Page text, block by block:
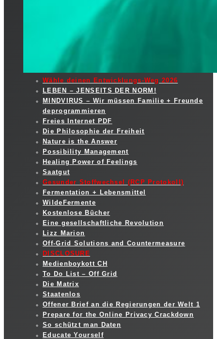
Wähle deinen Entwicklungs-Weg 2026
LEBEN – JENSEITS DER NORM!
MINDVIRUS – Wir müssen Familie + Freunde
deprogrammieren
Freies Internet PDF
Die Philosophie der Freiheit
Nature is the Answer
Possibility Management
Healing Power of Feelings
Saatgut
Gesunder Stoffwechsel (RCP Protokoll)
Fermentation + Lebensmittel
WildeFermente
Kostenlose Bücher
Eine gesellschaftliche Revolution
Lizz Marion
Off-Grid Solutions and Countermeasure
DISCLOSURE
Medienboykott CH
To Do List – Off Grid
Die Matrix
Staatenlos
Offener Brief an die Regierungen der Welt 1
Prepare for the Online Privacy Crackdown
So schützt man Daten
Educate Yourself